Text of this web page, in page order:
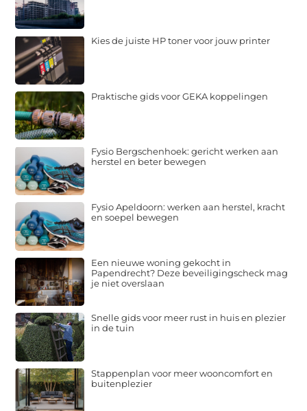
Kies de juiste HP toner voor jouw printer
Praktische gids voor GEKA koppelingen
Fysio Bergschenhoek: gericht werken aan
herstel en beter bewegen
Fysio Apeldoorn: werken aan herstel, kracht
en soepel bewegen
Een nieuwe woning gekocht in
Papendrecht? Deze beveiligingscheck mag
je niet overslaan
Snelle gids voor meer rust in huis en plezier
in de tuin
Stappenplan voor meer wooncomfort en
buitenplezier